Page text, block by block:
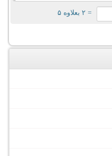
= ۲ بعلاوه ۵